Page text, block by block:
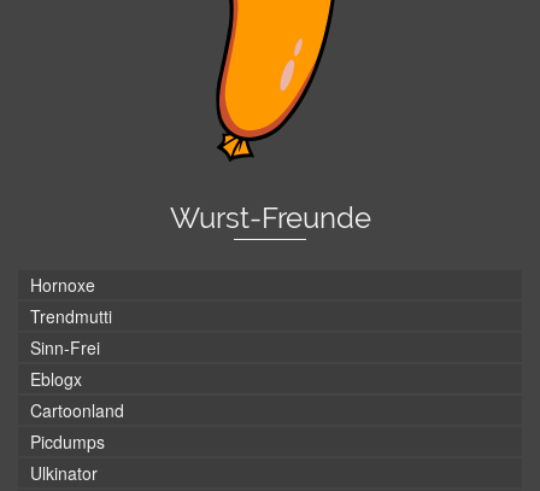
Wurst-Freunde
Hornoxe
Trendmutti
Sinn-Frei
Eblogx
Cartoonland
Picdumps
Ulkinator